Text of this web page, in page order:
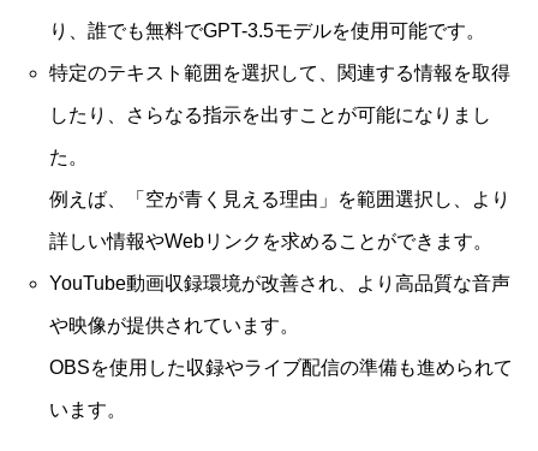
り、誰でも無料でGPT-3.5モデルを使用可能です。
特定のテキスト範囲を選択して、関連する情報を取得
したり、さらなる指示を出すことが可能になりまし
た。
例えば、「空が青く見える理由」を範囲選択し、より
詳しい情報やWebリンクを求めることができます。
YouTube動画収録環境が改善され、より高品質な音声
や映像が提供されています。
OBSを使用した収録やライブ配信の準備も進められて
います。